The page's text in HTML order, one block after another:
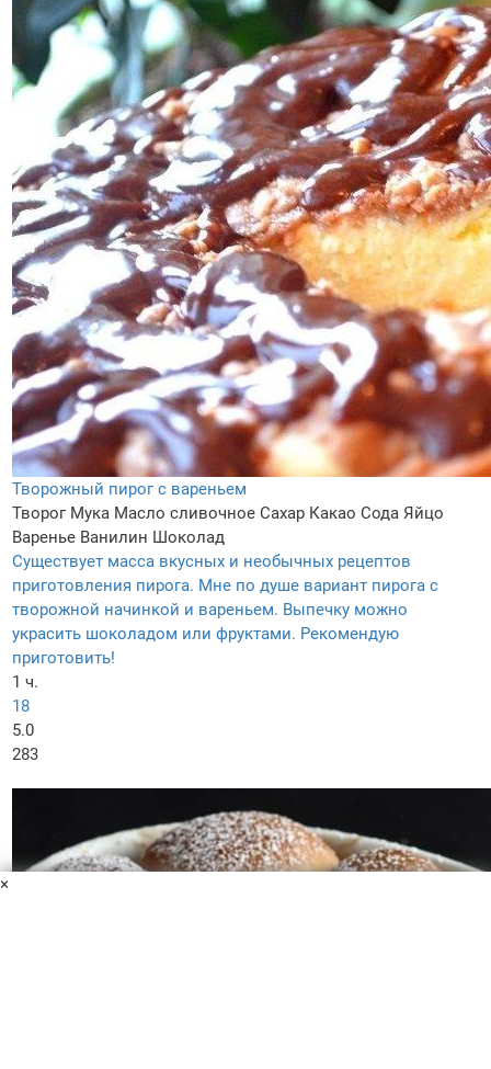
Творожный пирог с вареньем
Творог Мука Масло сливочное Сахар Какао Сода Яйцо
Варенье Ванилин Шоколад
Существует масса вкусных и необычных рецептов
приготовления пирога. Мне по душе вариант пирога с
творожной начинкой и вареньем. Выпечку можно
украсить шоколадом или фруктами. Рекомендую
приготовить!
1 ч.
18
5.0
283
×